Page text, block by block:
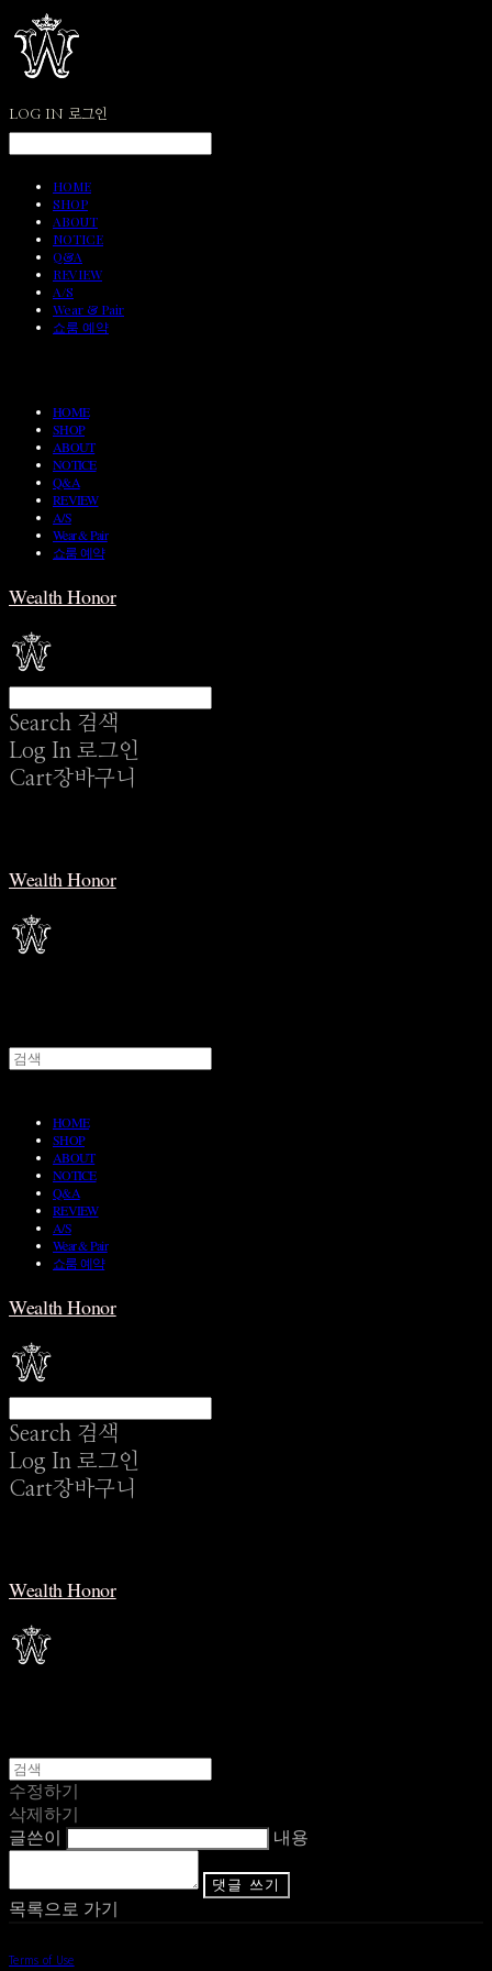
LOG IN 로그인
HOME
SHOP
ABOUT
NOTICE
Q&A
REVIEW
A/S
Wear & Pair
쇼룸 예약
HOME
SHOP
ABOUT
NOTICE
Q&A
REVIEW
A/S
Wear & Pair
쇼룸 예약
Wealth Honor
Search 검색
Log In 로그인
Cart장바구니
Wealth Honor
HOME
SHOP
ABOUT
NOTICE
Q&A
REVIEW
A/S
Wear & Pair
쇼룸 예약
Wealth Honor
Search 검색
Log In 로그인
Cart장바구니
Wealth Honor
수정하기
삭제하기
글쓴이
내용
댓글 쓰기
목록으로 가기
Terms of Use